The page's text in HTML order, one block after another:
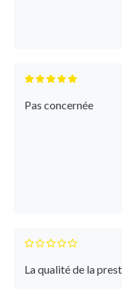
Pas concernée
La qualité de la